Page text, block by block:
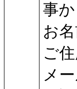
事か
お
ご
メ